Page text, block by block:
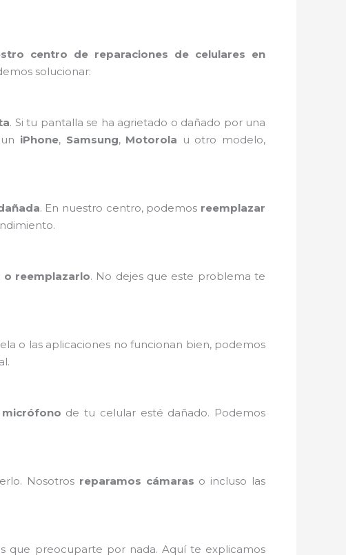
centro de reparaciones de celulares en
solucionar:
. Si tu pantalla se ha agrietado o dañado por una
iPhone, Samsung, Motorola u otro modelo,
. En nuestro centro, podemos reemplazar
o reemplazarlo. No dejes que este problema te
o las aplicaciones no funcionan bien, podemos
de tu celular esté dañado. Podemos
Nosotros reparamos cámaras o incluso las
que preocuparte por nada. Aquí te explicamos